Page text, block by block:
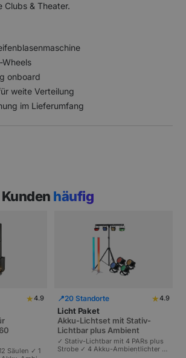
Clubs & Theater.
onboard
weite Verteilung
im Lieferumfang
häufig
★4.9
Säulen ✓ 1
📍20 Standorte ★4.9
Licht Paket
Akku-Lichtset mit Stativ-
Lichtbar plus Ambient
✓ Stativ-Lichtbar mit 4 PARs plus
Strobe ✓ 4 Akku-Ambientlichter ✓